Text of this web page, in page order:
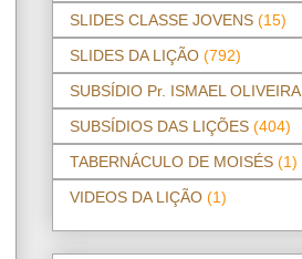
SLIDES CLASSE JOVENS (15)
SLIDES DA LIÇÃO (792)
SUBSÍDIO Pr. ISMAEL OLIVEIRA
SUBSÍDIOS DAS LIÇÕES (404)
TABERNÁCULO DE MOISÉS (1)
VIDEOS DA LIÇÃO (1)